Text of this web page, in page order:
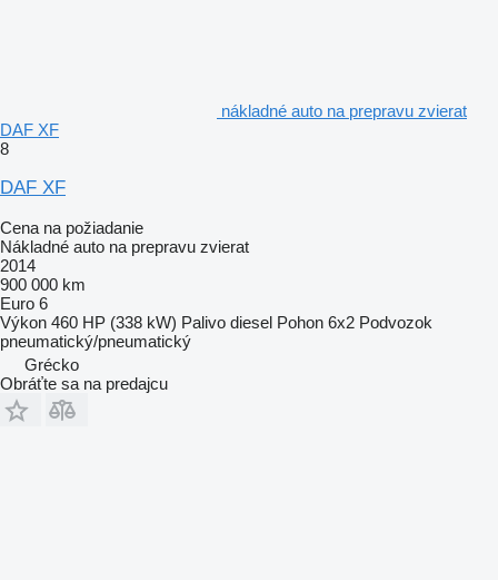
nákladné auto na prepravu zvierat
DAF XF
8
DAF XF
Cena na požiadanie
Nákladné auto na prepravu zvierat
2014
900 000 km
Euro 6
Výkon 460 HP (338 kW) Palivo diesel Pohon 6x2 Podvozok
pneumatický/pneumatický
Grécko
Obráťte sa na predajcu